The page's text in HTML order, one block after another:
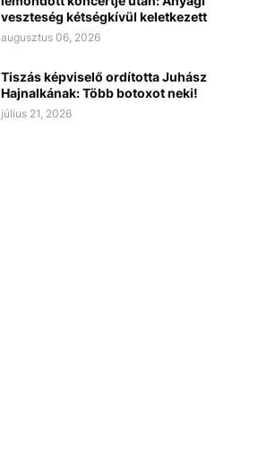
veszteség kétségkívül keletkezett
augusztus 06, 2026
Tiszás képviselő ordította Juhász
Hajnalkának: Több botoxot neki!
július 21, 2026